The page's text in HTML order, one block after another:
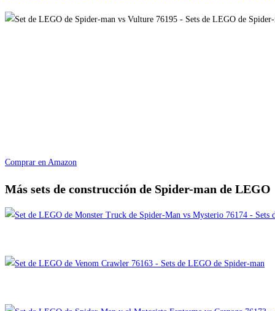
Comprar en Amazon
Más sets de construcción de Spider-man de LEGO